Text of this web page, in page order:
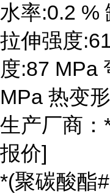
水率:0.2 %
拉伸强度
度:87 MPa
MPa 热变
生产厂商
报价]
*(聚碳酸酯